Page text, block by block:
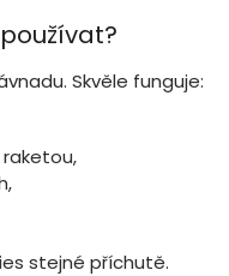
Skvěle funguje:
stejné příchutě.